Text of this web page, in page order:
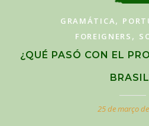
GRAMÁTICA,
FOREIGNERS ,
¿QUÉ PASÓ CON EL
25 de março